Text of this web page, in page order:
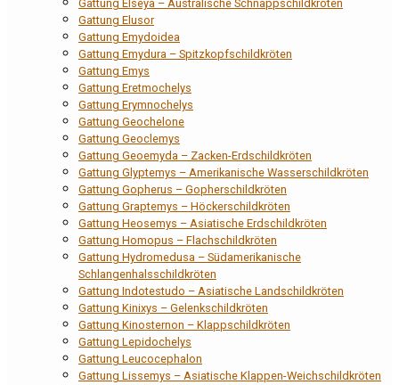
Gattung Elseya – Australische Schnappschildkröten
Gattung Elusor
Gattung Emydoidea
Gattung Emydura – Spitzkopfschildkröten
Gattung Emys
Gattung Eretmochelys
Gattung Erymnochelys
Gattung Geochelone
Gattung Geoclemys
Gattung Geoemyda – Zacken-Erdschildkröten
Gattung Glyptemys – Amerikanische Wasserschildkröten
Gattung Gopherus – Gopherschildkröten
Gattung Graptemys – Höckerschildkröten
Gattung Heosemys – Asiatische Erdschildkröten
Gattung Homopus – Flachschildkröten
Gattung Hydromedusa – Südamerikanische
Schlangenhalsschildkröten
Gattung Indotestudo – Asiatische Landschildkröten
Gattung Kinixys – Gelenkschildkröten
Gattung Kinosternon – Klappschildkröten
Gattung Lepidochelys
Gattung Leucocephalon
Gattung Lissemys – Asiatische Klappen-Weichschildkröten